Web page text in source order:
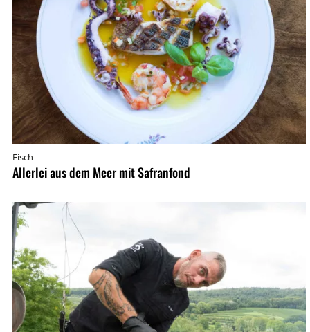
Fisch
Allerlei aus dem Meer mit Safranfond